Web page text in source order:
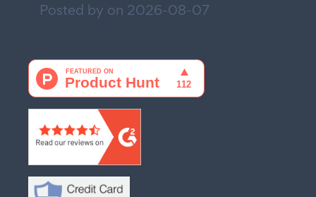
Posted by on 2026-08-07